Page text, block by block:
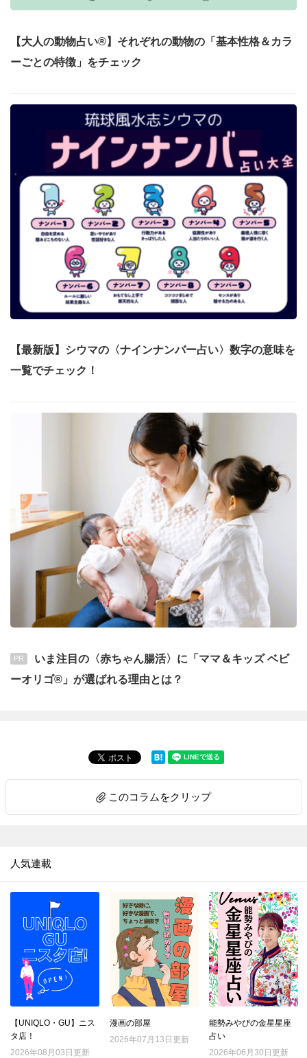
【大人の動物占い®】それぞれの動物の「基本性格＆カラ
ーごとの特徴」をチェック
【最新版】シウマの〈ナインナンバー占い〉数字の意味を
一覧でチェック！
PR
いま注目の〈赤ちゃん腸活〉に「ママ＆キッズ ベビ
ーオリゴ®」が選ばれる理由とは？
このコラムをクリップ
人気連載
【UNIQLO・GU】ニス
タ店！
2026年08月03日更新
漫画の部屋
2026年07月13日更新
能勢みやびの金星星座
占い
2026年06月30日更新